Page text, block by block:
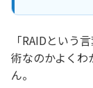
「RAIDという
術なのかよく
ん。